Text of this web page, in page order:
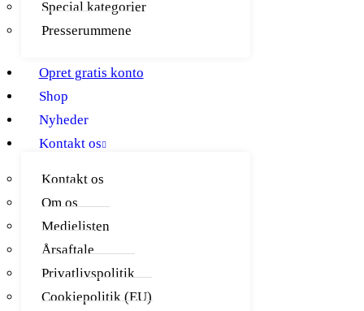
Special kategorier
Presserummene
Opret gratis konto
Shop
Nyheder
Kontakt os
Kontakt os
Om os
Medielisten
Årsaftale
Privatlivspolitik
Cookiepolitik (EU)